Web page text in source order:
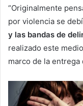
“Originalmente
por violencia se
y las bandas de
realizado este
marco de la